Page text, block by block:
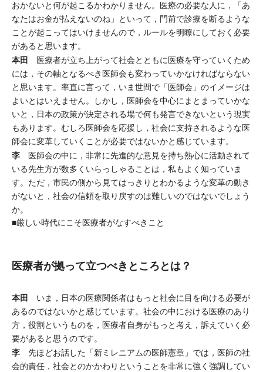
おかないと何が起こるかわかりません。医療の必要な人に，「あ
なたはお金が払えないのね」といって，門前で診療を断るような
ことが起こってはいけませんので，ルールを明瞭にしておく必要
があると思います。
本田 医療者が立ち上がって社会とともに医療を守っていくため
には，その軸となるべき医師会も変わっていかなければならない
と思います。率直に言って，いま世間で「医師会」のイメージは
よいとはいえません。しかし，医師会を中心にまとまっていかな
いと，日本の政策が決定される場で何も発言できないという現実
もあります。むしろ医師会を応援し，社会に支持されるような医
師会に変革していくことが必要ではないかと感じています。
李 医師会の中に，非常に先進的な意見を持ち熱心に活動されて
いる先生方が数多くいらっしゃることは，私もよく知っていま
す。ただ，市民の側から見てはっきりとわかるような変革の動き
がないと，社会の信頼を取り戻すのは難しいのではないでしょう
か。
■厳しい時代にこそ医療者がなすべきこと
医療者が拠って立つべきところとは？
本田 いま，日本の医療関係者はもっと社会に目を向ける必要が
あるのではないかと感じています。社会の中における医療のあり
方，役割というものを，医療者自身がもっと考え，訴えていく必
要があると思うのです。
李 先ほどお話した「新ミレニアムの医師憲章」では，医師の社
会的責任，社会とのかかわりということを非常に強く強調してい